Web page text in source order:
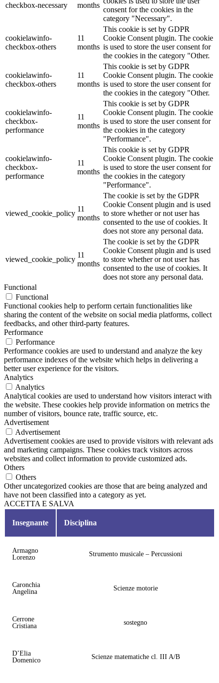
checkbox-necessary
months
consent for the cookies in the
category "Necessary".
cookielawinfo-
checkbox-others
11
months
This cookie is set by GDPR
Cookie Consent plugin. The cookie
is used to store the user consent for
the cookies in the category "Other.
cookielawinfo-
checkbox-others
11
months
This cookie is set by GDPR
Cookie Consent plugin. The cookie
is used to store the user consent for
the cookies in the category "Other.
cookielawinfo-
checkbox-
performance
11
months
This cookie is set by GDPR
Cookie Consent plugin. The cookie
is used to store the user consent for
the cookies in the category
"Performance".
cookielawinfo-
checkbox-
performance
11
months
This cookie is set by GDPR
Cookie Consent plugin. The cookie
is used to store the user consent for
the cookies in the category
"Performance".
viewed_cookie_policy
11
months
The cookie is set by the GDPR
Cookie Consent plugin and is used
to store whether or not user has
consented to the use of cookies. It
does not store any personal data.
viewed_cookie_policy
11
months
The cookie is set by the GDPR
Cookie Consent plugin and is used
to store whether or not user has
consented to the use of cookies. It
does not store any personal data.
Functional
Functional
Functional cookies help to perform certain functionalities like
sharing the content of the website on social media platforms, collect
feedbacks, and other third-party features.
Performance
Performance
Performance cookies are used to understand and analyze the key
performance indexes of the website which helps in delivering a
better user experience for the visitors.
Analytics
Analytics
Analytical cookies are used to understand how visitors interact with
the website. These cookies help provide information on metrics the
number of visitors, bounce rate, traffic source, etc.
Advertisement
Advertisement
Advertisement cookies are used to provide visitors with relevant ads
and marketing campaigns. These cookies track visitors across
websites and collect information to provide customized ads.
Others
Others
Other uncategorized cookies are those that are being analyzed and
have not been classified into a category as yet.
ACCETTA E SALVA
Insegnante Disciplina
Armagno
Lorenzo
Strumento musicale – Percussioni
Caronchia
Angelina
Scienze motorie
Cerrone
Cristiana
sostegno
D’Elia
Domenico
Scienze matematiche cl. III A/B